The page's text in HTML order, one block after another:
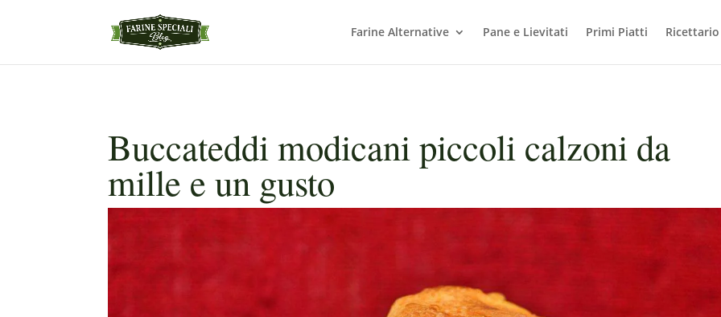
Farine Alternative Pane e Lievitati Primi Piatti Ricettario
Buccateddi modicani piccoli calzoni da
mille e un gusto